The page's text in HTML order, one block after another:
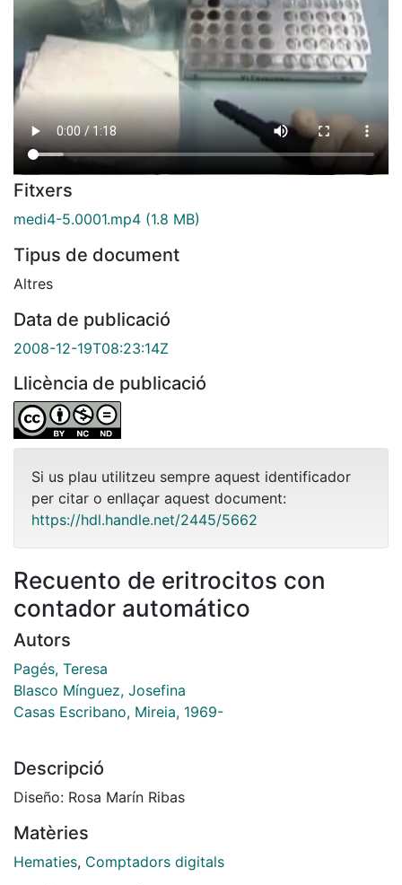
Fitxers
medi4-5.0001.mp4 (1.8 MB)
Tipus de document
Altres
Data de publicació
2008-12-19T08:23:14Z
Llicència de publicació
Si us plau utilitzeu sempre aquest identificador
per citar o enllaçar aquest document:
https://hdl.handle.net/2445/5662
Recuento de eritrocitos con
contador automático
Autors
Pagés, Teresa
Blasco Mínguez, Josefina
Casas Escribano, Mireia, 1969-
Descripció
Diseño: Rosa Marín Ribas
Matèries
Hematies, Comptadors digitals